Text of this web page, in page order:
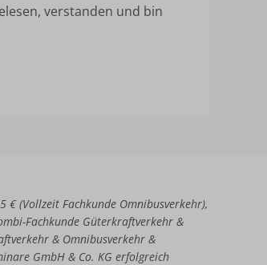
verstanden und bin
(Vollzeit Fachkunde Omnibusverkehr),
Fachkunde Güterkraftverkehr &
& Omnibusverkehr &
GmbH & Co. KG erfolgreich